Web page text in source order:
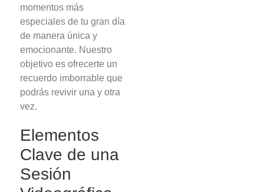
momentos más
especiales de tu gran día
de manera única y
emocionante. Nuestro
objetivo es ofrecerte un
recuerdo imborrable que
podrás revivir una y otra
vez.
Elementos
Clave de una
Sesión